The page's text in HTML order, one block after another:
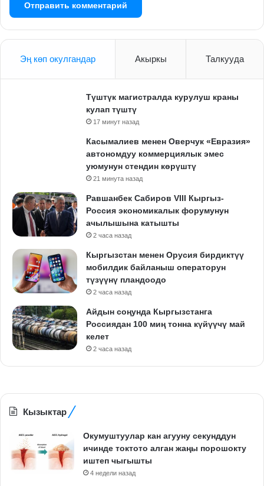
Эң көп окулгандар Акыркы Талкууда
Түштүк магистралда курулуш краны
кулап түштү
17 минут назад
Касымалиев менен Оверчук «Евразия»
автономдуу коммерциялык эмес
уюмунун стендин көрүштү
21 минута назад
Равшанбек Сабиров VIII Кыргыз-
Россия экономикалык форумунун
ачылышына катышты
2 часа назад
Кыргызстан менен Орусия бирдиктүү
мобилдик байланыш операторун
түзүүнү пландоодо
2 часа назад
Айдын соңунда Кыргызстанга
Россиядан 100 миң тонна күйүүчү май
келет
2 часа назад
Кызыктар
Окумуштуулар кан агууну секунддун
ичинде токтото алган жаңы порошокту
иштеп чыгышты
4 недели назад